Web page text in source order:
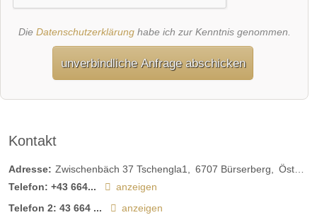
Die Datenschutzerklärunghabe ich zur Kenntnis genommen.
unverbindliche Anfrage abschicken
Kontakt
Adresse: Zwischenbäch 37 Tschengla1 6707 Bürserberg
Österreich
Telefon: +43 664...
anzeigen
Telefon 2: 43 664 ...
anzeigen